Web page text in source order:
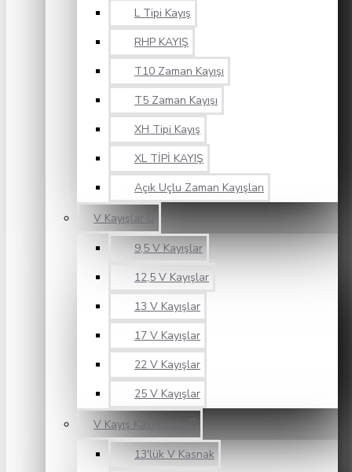
L Tipi Kayış
RHP KAYIŞ
T10 Zaman Kayışı
T5 Zaman Kayışı
XH Tipi Kayış
XL TİPİ KAYIŞ
Açık Uçlu Zaman Kayışları
V Kayışlar
9,5 V Kayışlar
12,5 V Kayışlar
13 V Kayışlar
17 V Kayışlar
22 V Kayışlar
25 V Kayışlar
V Kayış Kasnakları
13'lük V Kasnak